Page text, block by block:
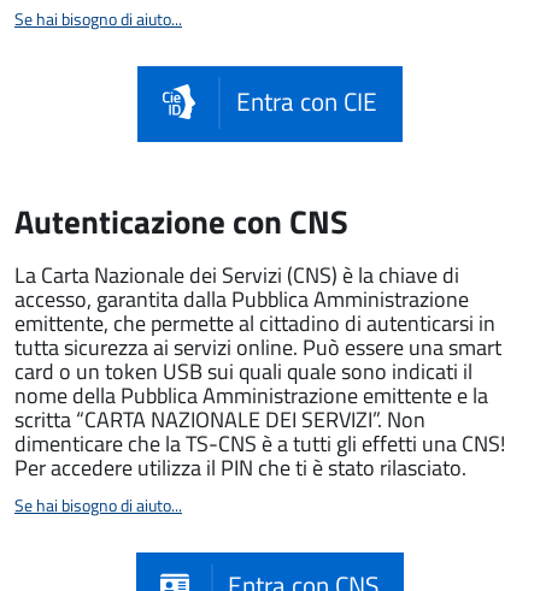
Se hai bisogno di aiuto...
Entra con CIE
Autenticazione con CNS
La Carta Nazionale dei Servizi (CNS) è la chiave di
accesso, garantita dalla Pubblica Amministrazione
emittente, che permette al cittadino di autenticarsi in
tutta sicurezza ai servizi online. Può essere una smart
card o un token USB sui quali quale sono indicati il
nome della Pubblica Amministrazione emittente e la
scritta “CARTA NAZIONALE DEI SERVIZI”. Non
dimenticare che la TS-CNS è a tutti gli effetti una CNS!
Per accedere utilizza il PIN che ti è stato rilasciato.
Se hai bisogno di aiuto...